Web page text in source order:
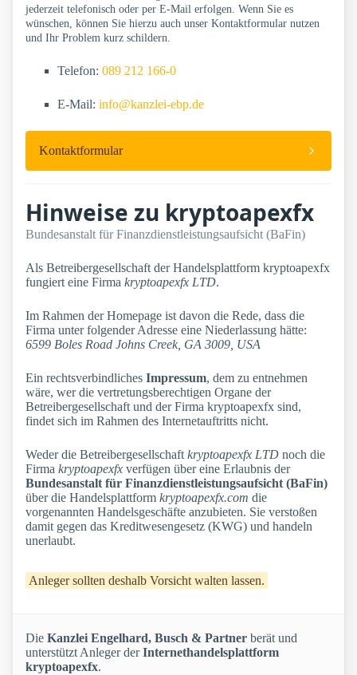
jederzeit telefonisch oder per E-Mail erfolgen. Wenn Sie es
wünschen, können Sie hierzu auch unser Kontaktformular nutzen
und Ihr Problem kurz schildern.
Telefon: 089 212 166-0
E-Mail: info@kanzlei-ebp.de
Kontaktformular
Hinweise zu kryptoapexfx
Bundesanstalt für Finanzdienstleistungsaufsicht (BaFin)
Als Betreibergesellschaft der Handelsplattform kryptoapexfx
fungiert eine Firma kryptoapexfx LTD.
Im Rahmen der Homepage ist davon die Rede, dass die
Firma unter folgender Adresse eine Niederlassung hätte:
6599 Boles Road Johns Creek, GA 3009, USA
Ein rechtsverbindliches Impressum, dem zu entnehmen
wäre, wer die vertretungsberechtigen Organe der
Betreibergesellschaft und der Firma kryptoapexfx sind,
findet sich im Rahmen des Internetauftritts nicht.
Weder die Betreibergesellschaft kryptoapexfx LTD noch die
Firma kryptoapexfx verfügen über eine Erlaubnis der
Bundesanstalt für Finanzdienstleistungsaufsicht (BaFin)
über die Handelsplattform kryptoapexfx.com die
vorgenannten Handelsgeschäfte anzubieten. Sie verstoßen
damit gegen das Kreditwesengesetz (KWG) und handeln
unerlaubt.
Anleger sollten deshalb Vorsicht walten lassen.
Die Kanzlei Engelhard, Busch & Partner berät und
unterstützt Anleger derInternethandelsplattform
kryptoapexfx.